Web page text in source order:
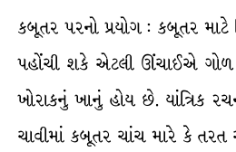
કબૂતર પરનો પ્રયોગ : કબૂતર માટે
પહોંચી શકે એટલી ઊંચાઈએ
ખોરાકનું ખાનું હોય છે. યાંત્રિક
ચાવીમાં કબૂતર ચાંચ મારે કે તરત